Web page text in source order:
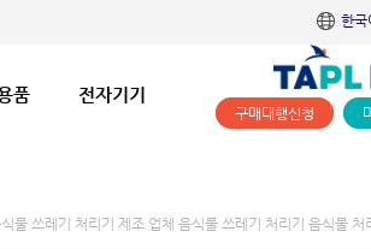
한
품 전자기기
구매대행신청
물 쓰레기 처리기 제조 업체 음식물 쓰레기 처리기 음식물 처